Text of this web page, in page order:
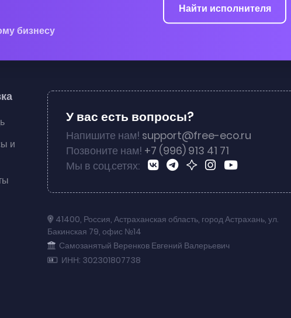
бизнесу
Найти исполнителя
и
У вас есть вопросы?
Напишите нам! support@free-eco.ru
Позвоните нам! +7 (996) 913 41 71
Мы в соц.сетях:
41400, Россия, Астраханская область, город Астрахань, ул.
Бакинская 79, офис №14
Самозанятый Веренков Евгений Валерьевич
ИНН: 302301807738